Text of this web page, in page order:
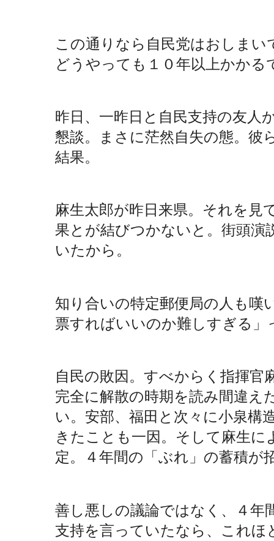
この通りなら自民党はおしま
どうやっても１０年以上かかる
昨日、一昨日と自民支持の友人
懇談。まさに茫然自失の態。彼
結果。
麻生太郎が昨日来県。それを見
果とが結びつかないと。街頭演
いたから。
知り合いの特定郵便局の人も嘆
票すればいいのか難しすぎる」
自民の敗因。すべからく指揮官
完全に解散の時期を読み間違え
い。安部、福田と次々に小泉構
きたことも一因。そして麻生に
定。４年間の「ぶれ」の蓄積が
善し悪しの議論ではなく、４年
支持を言っていたなら、これほ